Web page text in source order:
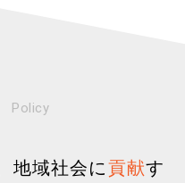
Policy
地域社会に貢献す